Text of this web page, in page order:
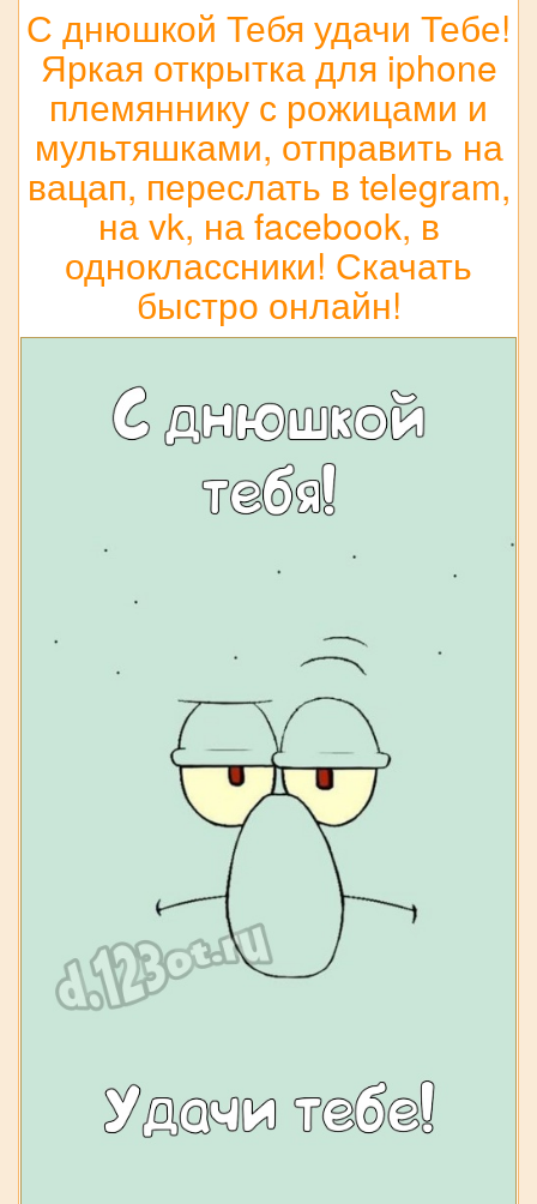
С днюшкой Тебя удачи Тебе!
Яркая открытка для iphone
племяннику с рожицами и
мультяшками, отправить на
вацап, переслать в telegram,
на vk, на facebook, в
одноклассники! Скачать
быстро онлайн!